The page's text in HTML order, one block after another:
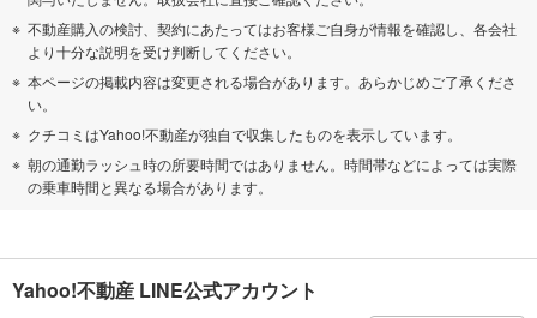
不動産購入の検討、契約にあたってはお客様ご自身が情報を確認し、各会社
より十分な説明を受け判断してください。
本ページの掲載内容は変更される場合があります。あらかじめご了承くださ
い。
クチコミはYahoo!不動産が独自で収集したものを表示しています。
朝の通勤ラッシュ時の所要時間ではありません。時間帯などによっては実際
の乗車時間と異なる場合があります。
Yahoo!不動産 LINE公式アカウント